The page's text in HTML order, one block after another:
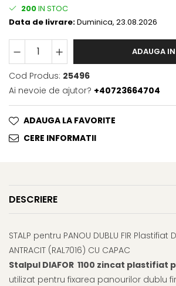
200IN STOC
Data de livrare:Duminica, 23.08.2026
ADAUGA
Cod Produs: 25496
Ai nevoie de ajutor? +40723664704
ADAUGA LA FAVORITE
CERE INFORMATII
DESCRIERE
STALP pentru PANOU DUBLU FIR Plastifiat
ANTRACIT (RAL7016) CU CAPAC
Stalpul DIAFOR 1100 zincat plastifiat
utilizat pentru fixarea panourilor dublu